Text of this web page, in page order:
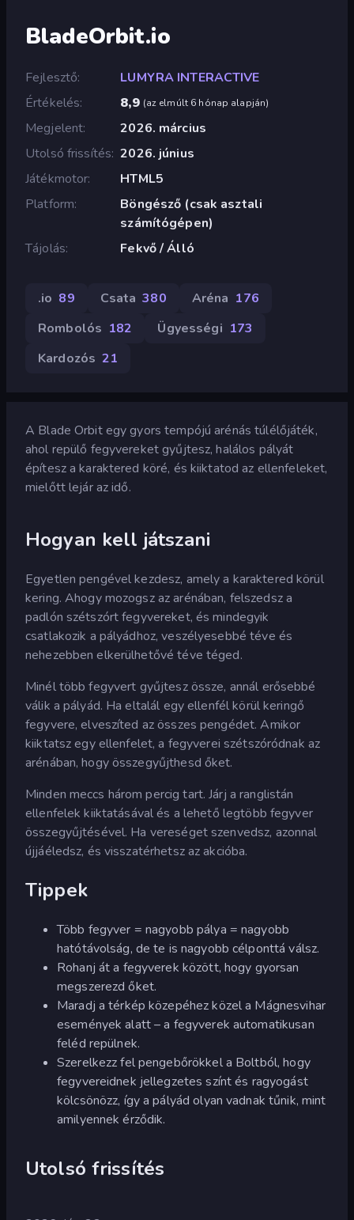
BladeOrbit.io
Fejlesztő
LUMYRA INTERACTIVE
Értékelés
8,9 (az elmúlt 6 hónap alapján)
Megjelent
2026. március
Utolsó frissítés 2026. június
Játékmotor
HTML5
Platform
Böngésző (csak asztali
számítógépen)
Tájolás
Fekvő / Álló
.io 89 Csata 380 Aréna 176
Rombolós 182 Ügyességi 173
Kardozós 21
A Blade Orbit egy gyors tempójú arénás túlélőjáték,
ahol repülő fegyvereket gyűjtesz, halálos pályát
építesz a karaktered köré, és kiiktatod az ellenfeleket,
mielőtt lejár az idő.
Hogyan kell játszani
Egyetlen pengével kezdesz, amely a karaktered körül
kering. Ahogy mozogsz az arénában, felszedsz a
padlón szétszórt fegyvereket, és mindegyik
csatlakozik a pályádhoz, veszélyesebbé téve és
nehezebben elkerülhetővé téve téged.
Minél több fegyvert gyűjtesz össze, annál erősebbé
válik a pályád. Ha eltalál egy ellenfél körül keringő
fegyvere, elveszíted az összes pengédet. Amikor
kiiktatsz egy ellenfelet, a fegyverei szétszóródnak az
arénában, hogy összegyűjthesd őket.
Minden meccs három percig tart. Járj a ranglistán
ellenfelek kiiktatásával és a lehető legtöbb fegyver
összegyűjtésével. Ha vereséget szenvedsz, azonnal
újjáéledsz, és visszatérhetsz az akcióba.
Tippek
Több fegyver = nagyobb pálya = nagyobb
hatótávolság, de te is nagyobb célponttá válsz.
Rohanj át a fegyverek között, hogy gyorsan
megszerezd őket.
Maradj a térkép közepéhez közel a Mágnesvihar
események alatt – a fegyverek automatikusan
feléd repülnek.
Szerelkezz fel pengebőrökkel a Boltból, hogy
fegyvereidnek jellegzetes színt és ragyogást
kölcsönözz, így a pályád olyan vadnak tűnik, mint
amilyennek érződik.
Utolsó frissítés